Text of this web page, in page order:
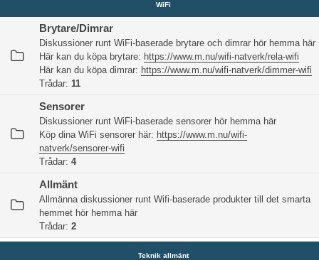
WiFi
Brytare/Dimrar
Diskussioner runt WiFi-baserade brytare och dimrar hör hemma här
Här kan du köpa brytare: https://www.m.nu/wifi-natverk/rela-wifi
Här kan du köpa dimrar: https://www.m.nu/wifi-natverk/dimmer-wifi
Trådar: 11
Sensorer
Diskussioner runt WiFi-baserade sensorer hör hemma här
Köp dina WiFi sensorer här: https://www.m.nu/wifi-
natverk/sensorer-wifi
Trådar: 4
Allmänt
Allmänna diskussioner runt Wifi-baserade produkter till det smarta
hemmet hör hemma här
Trådar: 2
Teknik allmänt